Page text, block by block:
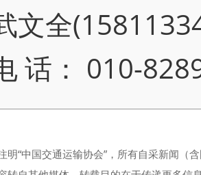
全
： 010-
明“中国交通运输协会”，所有自采新闻（